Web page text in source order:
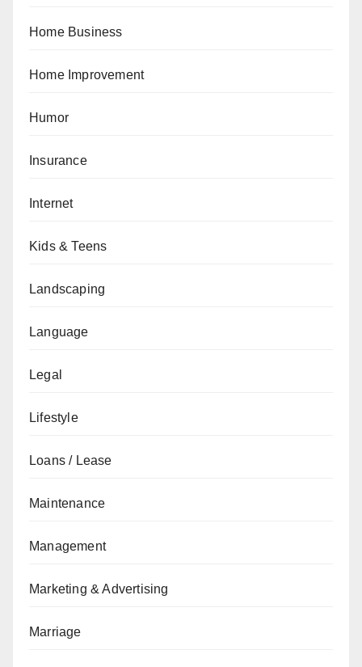
Home Business
Home Improvement
Humor
Insurance
Internet
Kids & Teens
Landscaping
Language
Legal
Lifestyle
Loans / Lease
Maintenance
Management
Marketing & Advertising
Marriage